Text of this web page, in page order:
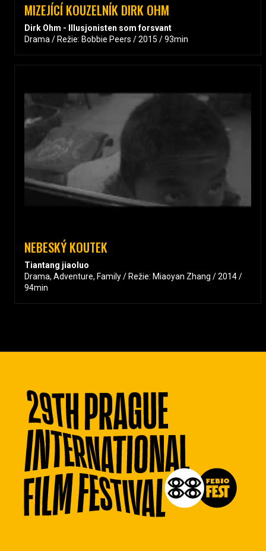
MIZEJÍCÍ KOUZELNÍK DIRK OHM
Dirk Ohm - Illusjonisten som forsvant
Drama / Režie: Bobbie Peers / 2015 / 93min
NEBESKÝ KOUTEK
Tiantang jiaoluo
Drama, Adventure, Family / Režie: Miaoyan Zhang / 2014 /
94min